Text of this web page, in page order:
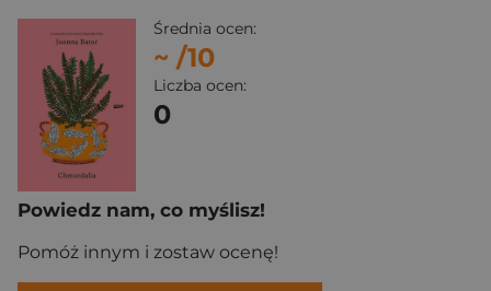
Średnia ocen:
~ /10
Liczba ocen:
0
Powiedz nam, co myślisz!
Pomóż innym i zostaw ocenę!